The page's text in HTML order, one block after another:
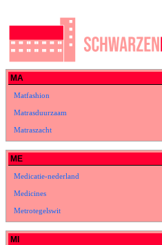
MA
Matfashion
Matrasduurzaam
Matraszacht
ME
Medicatie-nederland
Medicines
Metrotegelswit
MI